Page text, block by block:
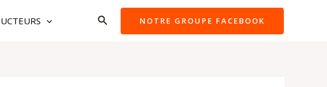
RechercherNOTRE GROUPE FACEBOOK